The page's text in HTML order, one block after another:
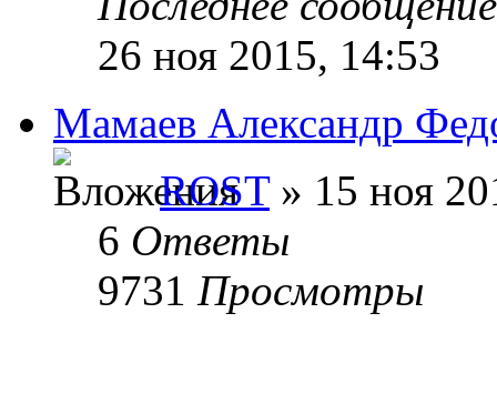
26 ноя 2015, 14:53
Мамаев Александр
ROST» 15 ноя
6 Ответы
9731 Просмотры